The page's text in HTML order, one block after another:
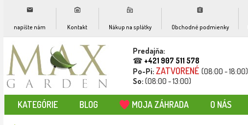
napíšte nám Kontakt Nákup na splátky Obchodné podmienky
Predajňa:
☎ +421 907 511 578
Po-Pi: ZATVORENÉ (08:00 - 18:00)
So: (08:00 - 13:00)
KATEGÓRIE BLOG MOJA ZÁHRADA O NÁS